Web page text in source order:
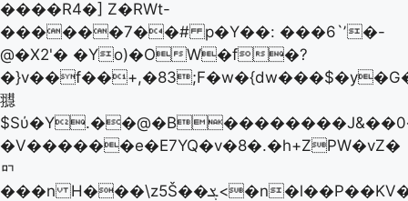
����R4�] Z�RWt-
������7��# p�Y��: ���6`ʼ�-
@�X2'� �Yo)�OW�f�?
䎚
�V������e�E7YQ�v�8�.�h+ZPW�vZ�
ᇚ
���n H���\z5Š��ܮ<�n�l��P��KV�